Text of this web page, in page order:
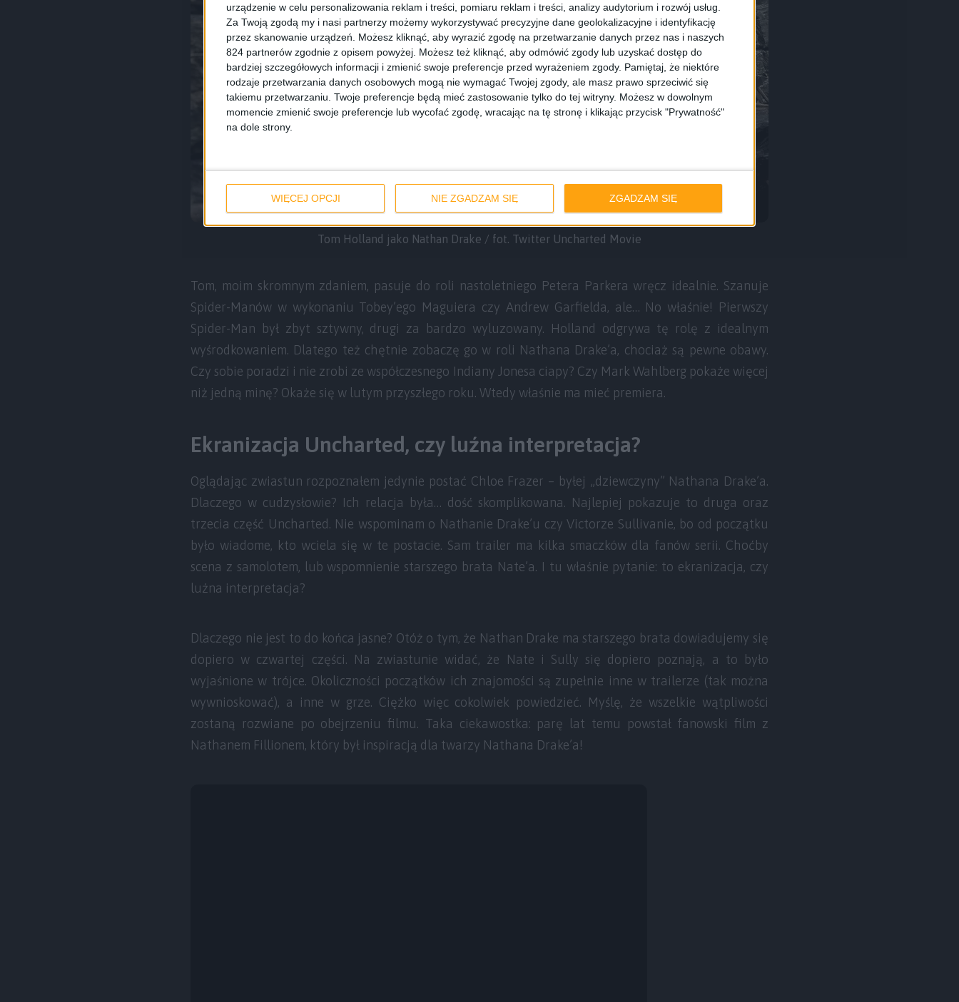
urządzenie w celu personalizowania reklam i treści, pomiaru reklam i treści, analizy audytorium i rozwój usług.
Za Twoją zgodą my i nasi partnerzy możemy wykorzystywać precyzyjne dane geolokalizacyjne i identyfikację
przez skanowanie urządzeń. Możesz kliknąć, aby wyrazić zgodę na przetwarzanie danych przez nas i naszych
824 partnerów zgodnie z opisem powyżej. Możesz też kliknąć, aby odmówić zgody lub uzyskać dostęp do
bardziej szczegółowych informacji i zmienić swoje preferencje przed wyrażeniem zgody. Pamiętaj, że niektóre
rodzaje przetwarzania danych osobowych mogą nie wymagać Twojej zgody, ale masz prawo sprzeciwić się
takiemu przetwarzaniu. Twoje preferencje będą mieć zastosowanie tylko do tej witryny. Możesz w dowolnym
momencie zmienić swoje preferencje lub wycofać zgodę, wracając na tę stronę i klikając przycisk "Prywatność"
na dole strony.
WIĘCEJ OPCJI NIE ZGADZAM SIĘ ZGADZAM SIĘ
Tom Holland jako Nathan Drake / fot. Twitter Uncharted Movie
Tom, moim skromnym zdaniem, pasuje do roli nastoletniego Petera Parkera wręcz idealnie. Szanuje
Spider-Manów w wykonaniu Tobey’ego Maguiera czy Andrew Garfielda, ale… No właśnie! Pierwszy
Spider-Man był zbyt sztywny, drugi za bardzo wyluzowany. Holland odgrywa tę rolę z idealnym
wyśrodkowaniem. Dlatego też chętnie zobaczę go w roli Nathana Drake’a, chociaż są pewne obawy.
Czy sobie poradzi i nie zrobi ze współczesnego Indiany Jonesa ciapy? Czy Mark Wahlberg pokaże więcej
niż jedną minę? Okaże się w lutym przyszłego roku. Wtedy właśnie ma mieć premiera.
Ekranizacja Uncharted, czy luźna interpretacja?
Oglądając zwiastun rozpoznałem jedynie postać Chloe Frazer – byłej „dziewczyny” Nathana Drake’a.
Dlaczego w cudzysłowie? Ich relacja była… dość skomplikowana. Najlepiej pokazuje to druga oraz
trzecia część Uncharted. Nie wspominam o Nathanie Drake’u czy Victorze Sullivanie, bo od początku
było wiadome, kto wciela się w te postacie. Sam trailer ma kilka smaczków dla fanów serii. Choćby
scena z samolotem, lub wspomnienie starszego brata Nate’a. I tu właśnie pytanie: to ekranizacja, czy
luźna interpretacja?
Dlaczego nie jest to do końca jasne? Otóż o tym, że Nathan Drake ma starszego brata dowiadujemy się
dopiero w czwartej części. Na zwiastunie widać, że Nate i Sully się dopiero poznają, a to było
wyjaśnione w trójce. Okoliczności początków ich znajomości są zupełnie inne w trailerze (tak można
wywnioskować), a inne w grze. Ciężko więc cokolwiek powiedzieć. Myślę, że wszelkie wątpliwości
zostaną rozwiane po obejrzeniu filmu. Taka ciekawostka: parę lat temu powstał fanowski film z
Nathanem Fillionem, który był inspiracją dla twarzy Nathana Drake’a!